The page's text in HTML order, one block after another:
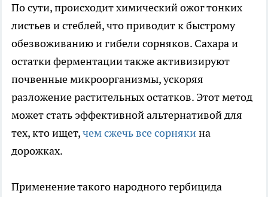
По сути, происходит химический ожог тонких
листьев и стеблей, что приводит к быстрому
обезвоживанию и гибели сорняков. Сахара и
остатки ферментации также активизируют
почвенные микроорганизмы, ускоряя
разложение растительных остатков. Этот метод
может стать эффективной альтернативой для
тех, кто ищет,чем сжечь все сорнякина
дорожках.
Применение такого народного гербицида